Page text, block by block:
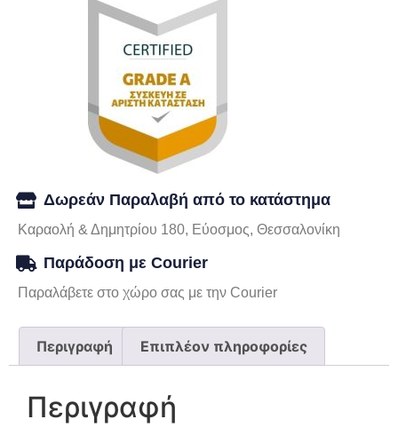
Δωρεάν Παραλαβή από το κατάστημα
Καραολή & Δημητρίου 180, Εύοσμος, Θεσσαλονίκη
Παράδοση με Courier
Παραλάβετε στο χώρο σας με την Courier
Περιγραφή Επιπλέον πληροφορίες
Περιγραφή